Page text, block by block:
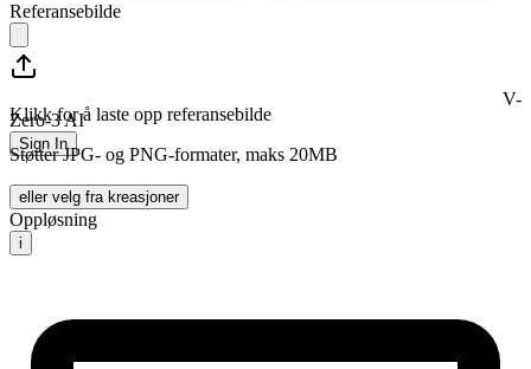
V-
Zero-3 AI
Sign In
Referansebilde
Klikk for å laste opp referansebilde
Støtter JPG- og PNG-formater, maks 20MB
eller velg fra kreasjoner
Oppløsning
i